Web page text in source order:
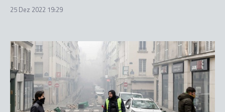
25 Dez 2022 19:29